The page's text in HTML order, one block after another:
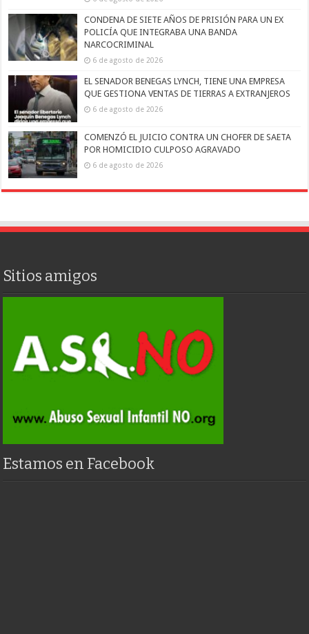
CONDENA DE SIETE AÑOS DE PRISIÓN PARA UN EX
POLICÍA QUE INTEGRABA UNA BANDA
NARCOCRIMINAL
6 de agosto de 2026
EL SENADOR BENEGAS LYNCH, TIENE UNA EMPRESA
QUE GESTIONA VENTAS DE TIERRAS A EXTRANJEROS
6 de agosto de 2026
COMENZÓ EL JUICIO CONTRA UN CHOFER DE SAETA
POR HOMICIDIO CULPOSO AGRAVADO
6 de agosto de 2026
Sitios amigos
Estamos en Facebook